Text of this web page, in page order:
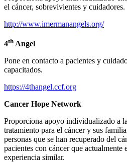
el cáncer, sobrevivientes y cuidadores.
http://www.imermanangels.org/
4th Angel
Pone en contacto a pacientes y
capacitados.
https://4thangel.ccf.org
Cancer Hope Network
Proporciona apoyo individualizado a
tratamiento para el cáncer y sus
personas que se han recuperado del
pacientes con cáncer que actualmente
experiencia similar.